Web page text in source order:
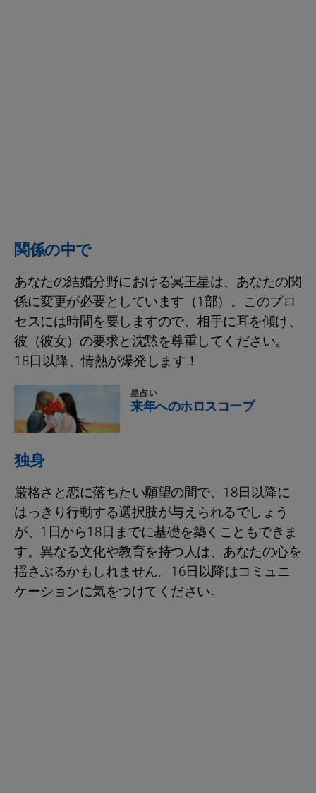
関係の中で
あなたの結婚分野における冥王星は、あなたの関
係に変更が必要としています（1部）。このプロ
セスには時間を要しますので、相手に耳を傾け、
彼（彼女）の要求と沈黙を尊重してください。
18日以降、情熱が爆発します！
星占い
来年へのホロスコープ
独身
厳格さと恋に落ちたい願望の間で、18日以降に
はっきり行動する選択肢が与えられるでしょう
が、1日から18日までに基礎を築くこともできま
す。異なる文化や教育を持つ人は、あなたの心を
揺さぶるかもしれません。16日以降はコミュニ
ケーションに気をつけてください。